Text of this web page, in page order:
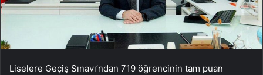
Liselere Geçiş Sınavı’ndan 719 öğrencinin tam puan